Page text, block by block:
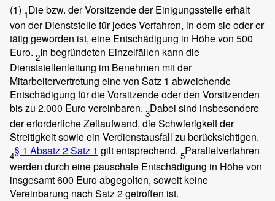
(1) 1Die bzw. der Vorsitzende der Einigungsstelle erhält
von der Dienststelle für jedes Verfahren, in dem sie oder er
tätig geworden ist, eine Entschädigung in Höhe von 500
Euro. 2In begründeten Einzelfällen kann die
Dienststellenleitung im Benehmen mit der
Mitarbeitervertretung eine von Satz 1 abweichende
Entschädigung für die Vorsitzende oder den Vorsitzenden
bis zu 2.000 Euro vereinbaren. 3Dabei sind insbesondere
der erforderliche Zeitaufwand, die Schwierigkeit der
Streitigkeit sowie ein Verdienstausfall zu berücksichtigen.
4§ 1 Absatz 2 Satz 1 gilt entsprechend. 5Parallelverfahren
werden durch eine pauschale Entschädigung in Höhe von
insgesamt 600 Euro abgegolten, soweit keine
Vereinbarung nach Satz 2 getroffen ist.